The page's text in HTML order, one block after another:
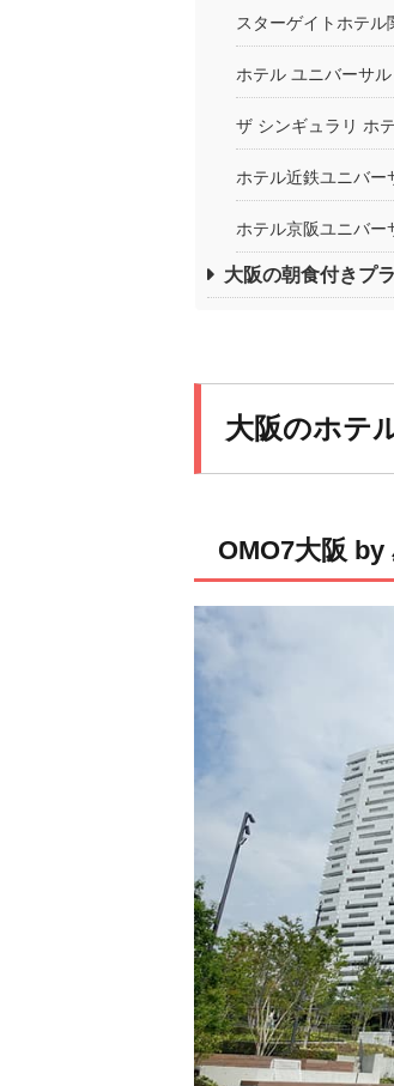
スターゲイトホテル
ホテル ユニバーサ
ザ シンギュラリ ホ
ホテル近鉄ユニバー
ホテル京阪ユニバー
大阪の朝食付きプ
大阪のホテ
OMO7大阪 by